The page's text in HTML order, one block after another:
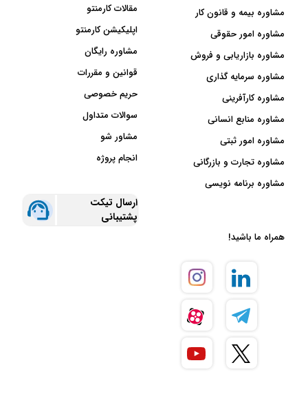
مشاوره بیمه و قانون کار
مشاوره امور حقوقی
مشاوره بازاریابی و فروش
مشاوره سرمایه گذاری
مشاوره کارآفرینی
مشاوره منابع انسانی
مشاوره امور ثبتی
مشاوره تجارت و بازرگانی
مشاوره برنامه نویسی
مقالات کارمنتو
اپلیکیشن کارمنتو
مشاوره رایگان
قوانین و مقررات
حریم خصوصی
سوالات متداول
مشاور شو
انجام پروژه
ارسال تیکت
پشتیبانی
همراه ما باشید!